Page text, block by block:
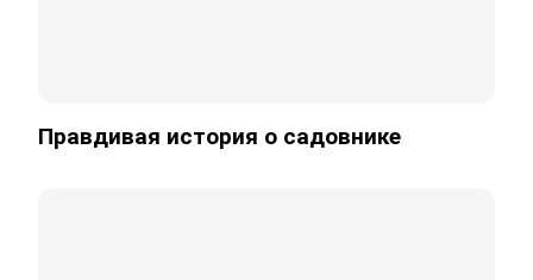
Правдивая история о садовнике